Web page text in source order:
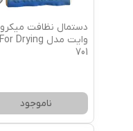
دستمال نظافت میکرو
701
ناموجود